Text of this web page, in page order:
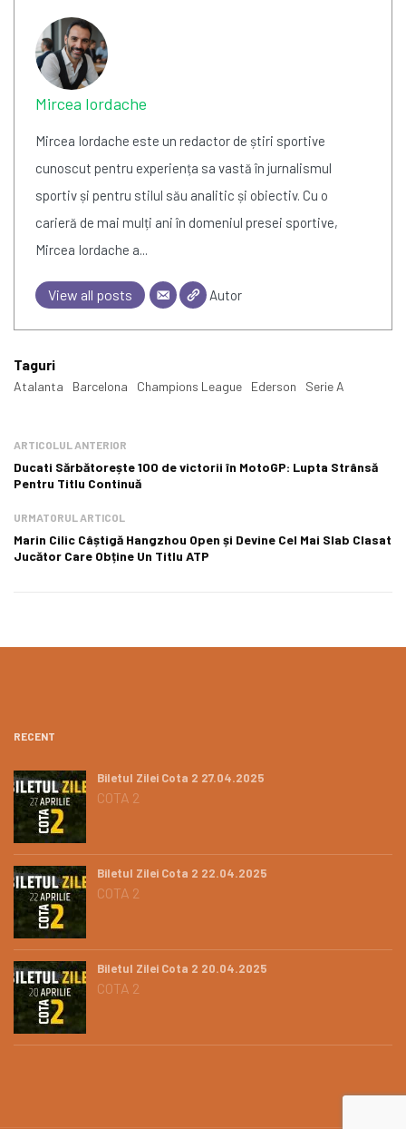
Mircea Iordache
Mircea Iordache este un redactor de știri sportive
cunoscut pentru experiența sa vastă în jurnalismul
sportiv și pentru stilul său analitic și obiectiv. Cu o
carieră de mai mulți ani în domeniul presei sportive,
Mircea Iordache a...
View all posts Autor
Taguri
Atalanta Barcelona Champions League Ederson Serie A
ARTICOLUL ANTERIOR
Ducati Sărbătorește 100 de victorii în MotoGP: Lupta Strânsă
Pentru Titlu Continuă
URMATORUL ARTICOL
Marin Cilic Câștigă Hangzhou Open și Devine Cel Mai Slab Clasat
Jucător Care Obține Un Titlu ATP
RECENT
Biletul Zilei Cota 2 27.04.2025
COTA 2
Biletul Zilei Cota 2 22.04.2025
COTA 2
Biletul Zilei Cota 2 20.04.2025
COTA 2